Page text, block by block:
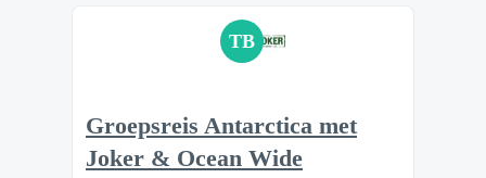
TB
Groepsreis Antarctica met
Joker & Ocean Wide